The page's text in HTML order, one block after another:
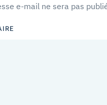
e-mail ne sera pas